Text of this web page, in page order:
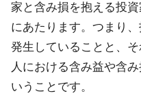
家と含み損を抱える投
にあたります。つまり
発生していることと、
人における含み益や含
いうことです。